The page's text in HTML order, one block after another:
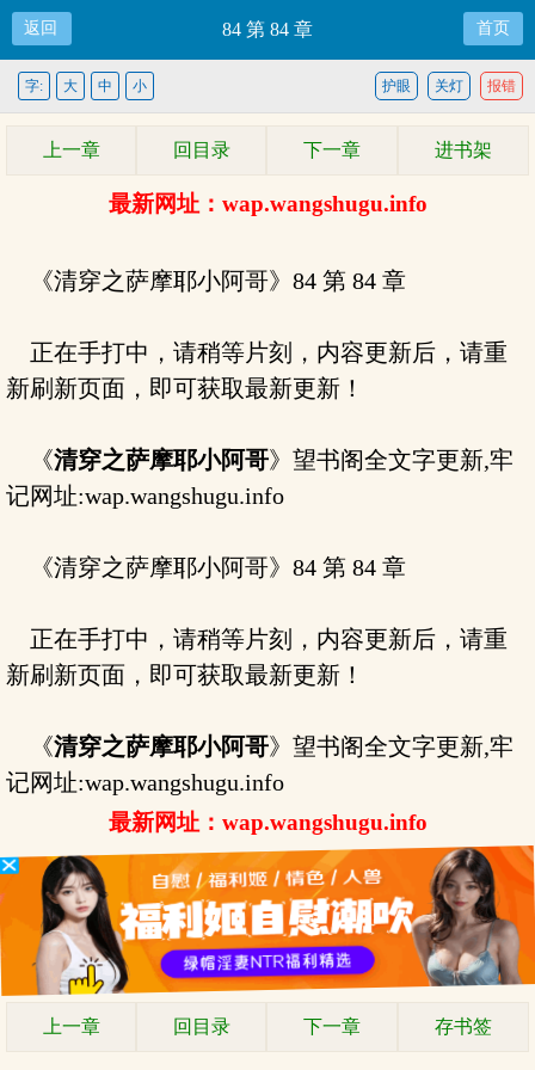
返回 84 第 84 章 首页
报错
关灯
护眼
字: 大 中 小
上一章 回目录 下一章 进书架
最新网址：wap.wangshugu.info
《清穿之萨摩耶小阿哥》84 第 84 章
正在手打中，请稍等片刻，内容更新后，请重
新刷新页面，即可获取最新更新！
《清穿之萨摩耶小阿哥》望书阁全文字更新,牢
记网址:wap.wangshugu.info
《清穿之萨摩耶小阿哥》84 第 84 章
正在手打中，请稍等片刻，内容更新后，请重
新刷新页面，即可获取最新更新！
《清穿之萨摩耶小阿哥》望书阁全文字更新,牢
记网址:wap.wangshugu.info
最新网址：wap.wangshugu.info
上一章 回目录 下一章 存书签